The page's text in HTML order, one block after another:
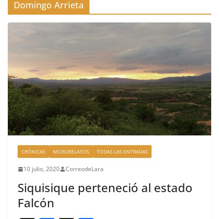
Domingo Arrieta
CRÓNICAS MICRORELATOS TODAS LAS ENTRADAS
10 julio, 2020 CorreodeLara
Siquisique perteneció al estado
Falcón